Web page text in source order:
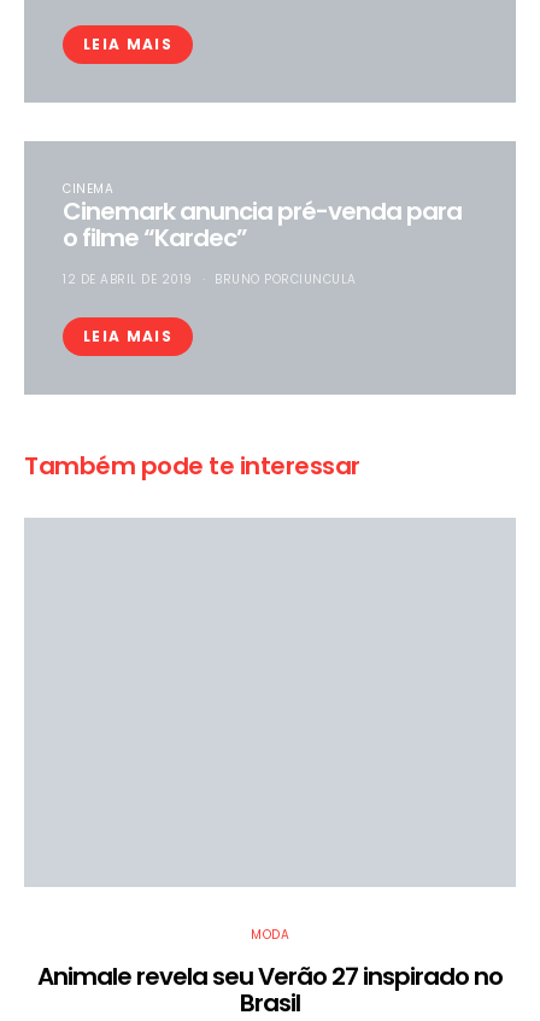
LEIA MAIS
CINEMA
Cinemark anuncia pré-venda para
o filme “Kardec”
12 DE ABRIL DE 2019 BRUNO PORCIUNCULA
LEIA MAIS
Também pode te interessar
MODA
Animale revela seu Verão 27 inspirado no
Brasil